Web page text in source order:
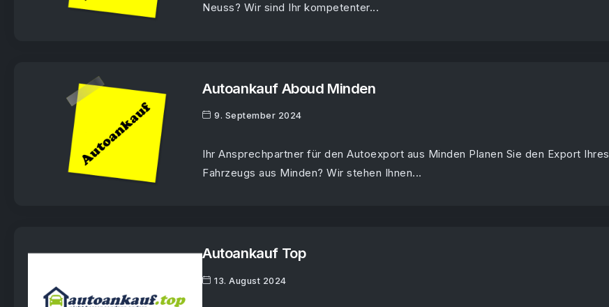
Neuss? Wir sind Ihr kompetenter...
Autoankauf Aboud Minden
9. September 2024
Ihr Ansprechpartner für den Autoexport aus Minden Planen Sie den Export Ihres
Fahrzeugs aus Minden? Wir stehen Ihnen...
Autoankauf Top
13. August 2024